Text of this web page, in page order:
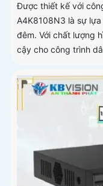
Được thiết kế với
A4K8108N3 là sự
đêm. Với chất lượng
cậy cho công trình